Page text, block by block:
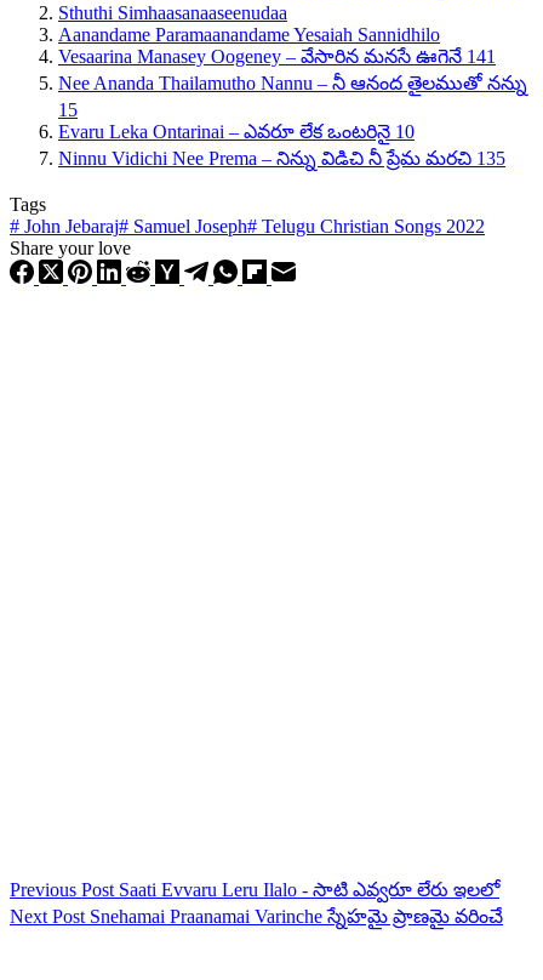
Sthuthi Simhaasanaaseenudaa
Aanandame Paramaanandame Yesaiah Sannidhilo
Vesaarina Manasey Oogeney – వేసారిన మనసే ఊగెనే 141
Nee Ananda Thailamutho Nannu – నీ ఆనంద తైలముతో నన్ను
15
Evaru Leka Ontarinai – ఎవరూ లేక ఒంటరినై 10
Ninnu Vidichi Nee Prema – నిన్ను విడిచి నీ ప్రేమ మరచి 135
Tags
# John Jebaraj# Samuel Joseph# Telugu Christian Songs 2022
Share your love
Previous Post Saati Evvaru Leru Ilalo - సాటి ఎవ్వరూ లేరు ఇలలో
Next Post Snehamai Praanamai Varinche స్నేహమై ప్రాణమై వరించే